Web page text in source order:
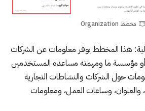
مخطط Organization
هذا المخطط يوفر معلومات عن الشركات
أو مؤسسة ما ومهمته مساعدة المستخدمين
حول الشركات والنشاطات التجارية
والعنوان، وساعات العمل، ومعلومات